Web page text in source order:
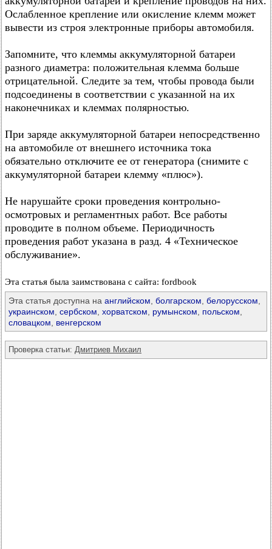
Ослабленное крепление или окисление клемм может
вывести из строя электронные приборы автомобиля.
Запомните, что клеммы аккумуляторной батареи
разного диаметра: положительная клемма больше
отрицательной. Следите за тем, чтобы провода были
подсоединены в соответствии с указанной на их
наконечниках и клеммах полярностью.
При заряде аккумуляторной батареи непосредственно
на автомобиле от внешнего источника тока
обязательно отключите ее от генератора (снимите с
аккумуляторной батареи клемму «плюс»).
Не нарушайте сроки проведения контрольно-
осмотровых и регламентных работ. Все работы
проводите в полном объеме. Периодичность
проведения работ указана в разд. 4 «Техническое
обслуживание».
Эта статья была заимствована с сайта: fordbook
Эта статья доступна на английском болгарском белорусском
украинском сербском хорватском румынском польском
словацком
венгерском
Проверка статьи: Дмитриев Михаил